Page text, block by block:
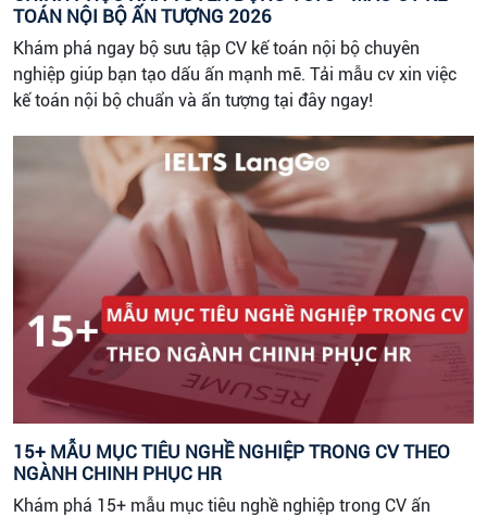
TOÁN NỘI BỘ ẤN TƯỢNG 2026
Khám phá ngay bộ sưu tập CV kế toán nội bộ chuyên
nghiệp giúp bạn tạo dấu ấn mạnh mẽ. Tải mẫu cv xin việc
kế toán nội bộ chuẩn và ấn tượng tại đây ngay!
15+ MẪU MỤC TIÊU NGHỀ NGHIỆP TRONG CV THEO
NGÀNH CHINH PHỤC HR
Khám phá 15+ mẫu mục tiêu nghề nghiệp trong CV ấn